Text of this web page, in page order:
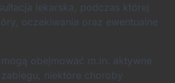
lekarska, podczas której
oczekiwania oraz ewentualne
obejmować m.in. aktywne
niektóre choroby